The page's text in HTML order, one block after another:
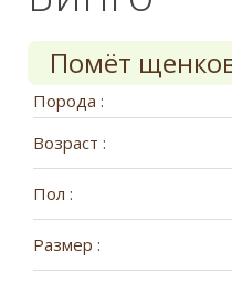
Помёт
Порода :
Возраст :
Пол :
Размер :